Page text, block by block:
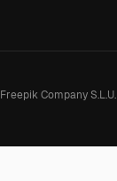
Freepik Company S.L.U.